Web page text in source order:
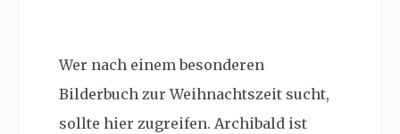
Wer nach einem besonderen
Bilderbuch zur Weihnachtszeit sucht,
sollte hier zugreifen. Archibald ist